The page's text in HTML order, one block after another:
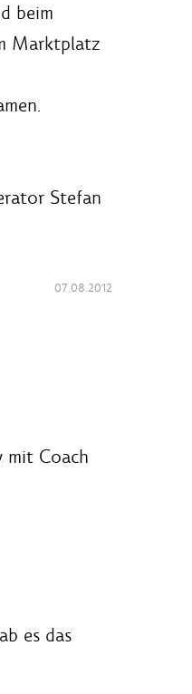
beim
Marktplatz
Stefan
07.08.2012
mit Coach
es das